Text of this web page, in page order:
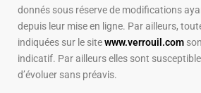
donnés sous réserve de modifications
depuis leur mise en ligne. Par ailleurs,
indiquées sur le sitewww.verrouil.com
indicatif. Par ailleurs elles sont
d’évoluer sans préavis.